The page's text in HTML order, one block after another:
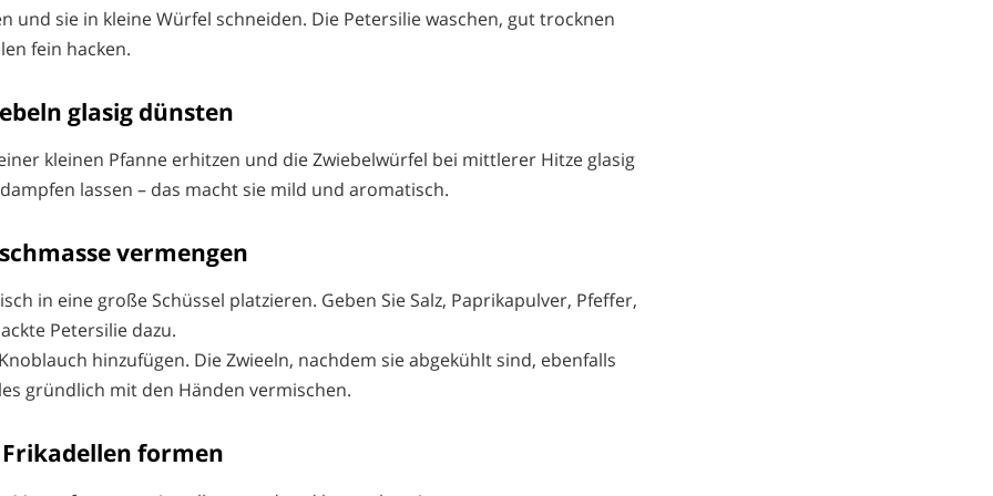
und sie in kleine Würfel schneiden. Die Petersilie waschen, gut trocknen
fein hacken.
glasig dünsten
kleinen Pfanne erhitzen und die Zwiebelwürfel bei mittlerer Hitze glasig
lassen – das macht sie mild und aromatisch.
vermengen
in eine große Schüssel platzieren. Geben Sie Salz, Paprikapulver, Pfeffer,
Petersilie dazu.
hinzufügen. Die Zwieeln, nachdem sie abgekühlt sind, ebenfalls
gründlich mit den Händen vermischen.
formen